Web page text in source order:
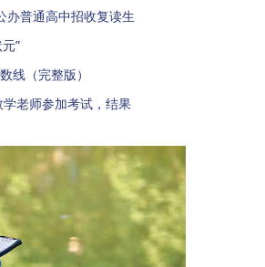
办普通高中招收复读生
”
线（完整版）
学老师参加考试，结果